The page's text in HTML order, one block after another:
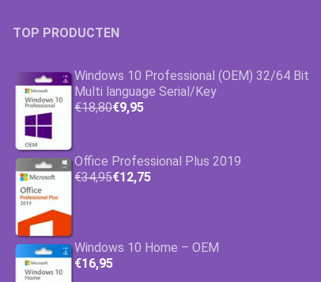
TOP PRODUCTEN
Windows 10 Professional (OEM) 32/64 Bit
Multi language Serial/Key
€18,80€9,95
Office Professional Plus 2019
€34,95€12,75
Windows 10 Home – OEM
€16,95